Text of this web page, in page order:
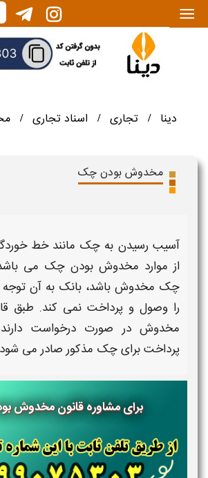
|||
دینا / تجاری / اسناد تجاری /
مخدوش بودن چک
آسیب رسیدن به چک مانند خط
از موارد مخدوش بودن چک می
چک مخدوش باشد، بانک به آن
را وصول و پرداخت نمی کند. طبق
مخدوش در صورت درخواست
پرداخت برایچک مذکور صادر می
برای مشاوره قانون مخدوش